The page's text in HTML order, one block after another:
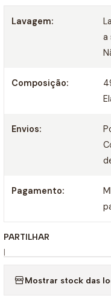
Lavagem:
a
Composição:
Envios:
Pagamento:
PARTILHAR
|
Mostrar stock das